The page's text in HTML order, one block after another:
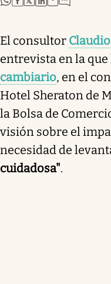
El consultor
entrevista en la
cambiario, en el
Hotel Sheraton de
la Bolsa de
visión sobre el
necesidad de
cuidadosa".